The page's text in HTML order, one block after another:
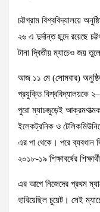
চট্টগ্রাম বিশ্ববিদ্যালয়ে
২৬ এ দুর্দান্ত ছন্দে রয়েছে
টানা দ্বিতীয় ম্যাচেও জয়
আজ ১১ মে (সোমবার) অনুষ্ঠিত
প্রযুক্তি বিশ্ববিদ্যালয়কে
পুরো ম্যাচজুড়েই
ইলেকট্রনিক ও
এর পা থেকে। পরে ব্যবধান
২০১৮-১৯ শিক্ষাবর্ষের
এর আগে নিজেদের প্রথম
হারিয়েছিল চুয়েট। সেই